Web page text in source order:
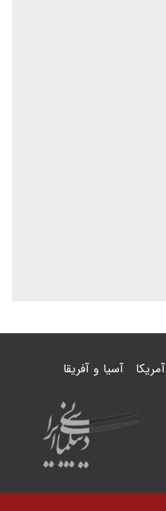
آمریکا آسیا و آفریقا